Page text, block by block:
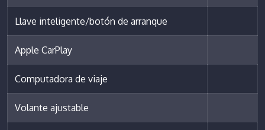
Llave inteligente/botón de arranque
Apple CarPlay
Computadora de viaje
Volante ajustable